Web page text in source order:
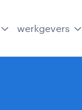
werkgevers